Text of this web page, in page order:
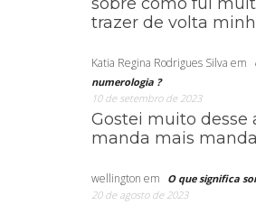
trazer de volta
Katia Regina Rodrigues Silva em
numerologia ?
10 de setembro de 2023
Gostei muito desse
manda mais manda
wellington em
O que significa
20 de agosto de 2023